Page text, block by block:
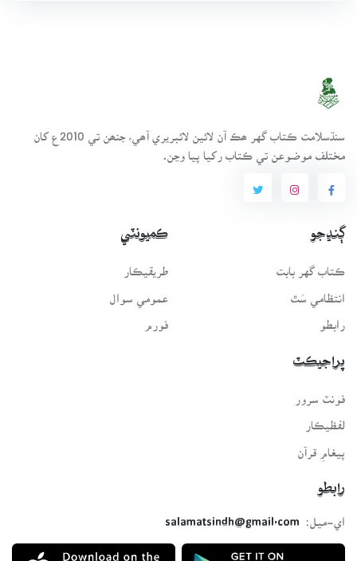
سنڌسلامت ڪتاب گهر ھڪ آن لائين لائبريري آھي، جنھن تي 2010ع کان
مختلف موضوعن تي ڪتاب رکيا پيا وڃن.
ڳنڍجو
ڪتاب گهر بابت
انتظامي سَٿ
رابطو
ڪميونٽي
طريقيڪار
عمومي سوال
فورم
پراجيڪٽ
لفظيڪار
پيغامِ قرآن
رابطو
اي-ميل:
salamatsindh@gmail.com